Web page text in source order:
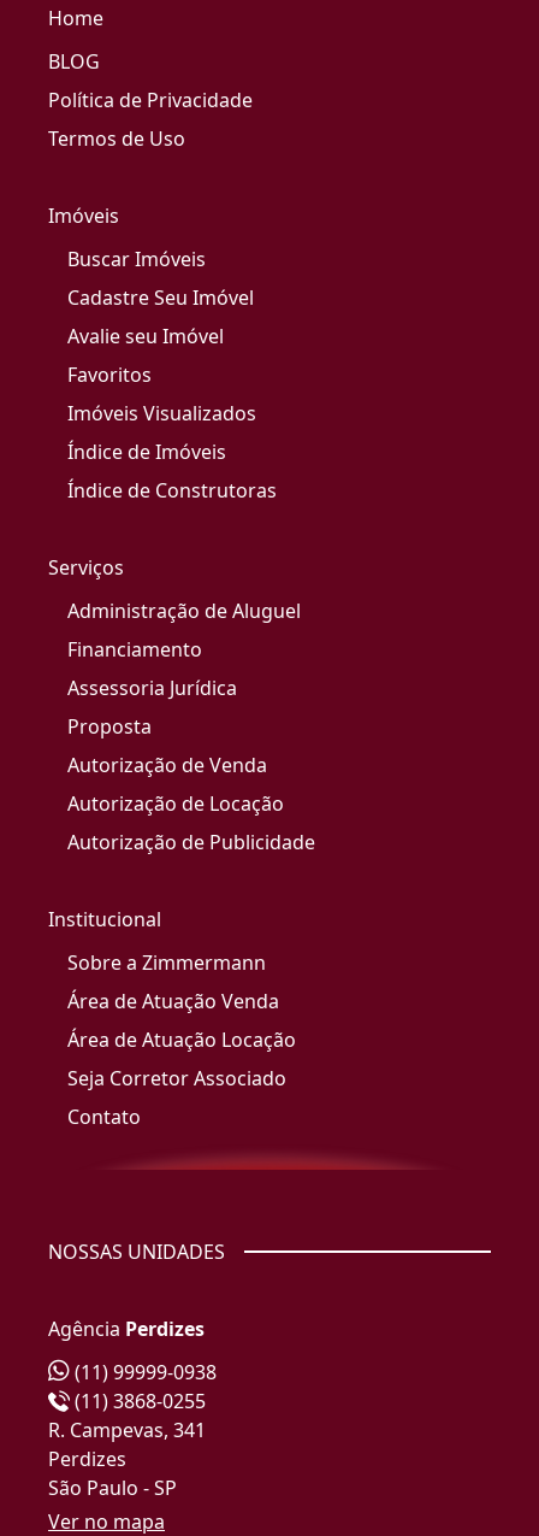
Home
BLOG
Política de Privacidade
Termos de Uso
Imóveis
Buscar Imóveis
Cadastre Seu Imóvel
Avalie seu Imóvel
Favoritos
Imóveis Visualizados
Índice de Imóveis
Índice de Construtoras
Serviços
Administração de Aluguel
Financiamento
Assessoria Jurídica
Proposta
Autorização de Venda
Autorização de Locação
Autorização de Publicidade
Institucional
Sobre a Zimmermann
Área de Atuação Venda
Área de Atuação Locação
Seja Corretor Associado
Contato
NOSSAS UNIDADES
Agência Perdizes
(11) 99999-0938
(11) 3868-0255
R. Campevas, 341
Perdizes
São Paulo - SP
Ver no mapa